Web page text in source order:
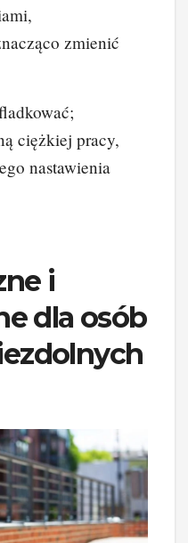
zmienić
ciężkiej pracy,
nastawienia
i
dla osób